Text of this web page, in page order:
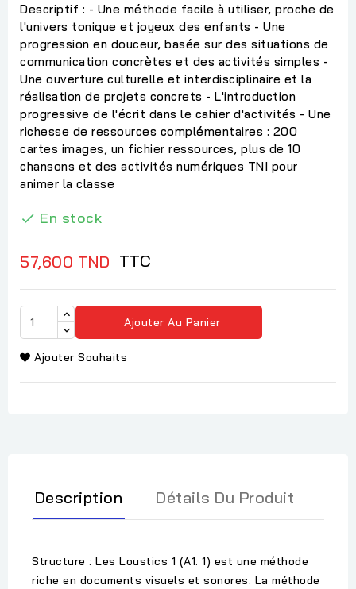
Descriptif : - Une méthode facile à utiliser, proche de
l'univers tonique et joyeux des enfants - Une
progression en douceur, basée sur des situations de
communication concrètes et des activités simples -
Une ouverture culturelle et interdisciplinaire et la
réalisation de projets concrets - L'introduction
progressive de l'écrit dans le cahier d'activités - Une
richesse de ressources complémentaires : 200
cartes images, un fichier ressources, plus de 10
chansons et des activités numériques TNI pour
animer la classe
 En stock
57,600 TND TTC
Ajouter Au Panier
Ajouter Souhaits
Description Détails Du Produit
Structure : Les Loustics 1 (A1. 1) est une méthode
riche en documents visuels et sonores. La méthode